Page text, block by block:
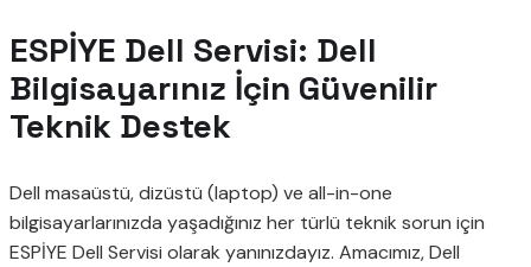
ESPİYE Dell Servisi: Dell
Bilgisayarınız İçin Güvenilir
Teknik Destek
Dell masaüstü, dizüstü (laptop) ve all-in-one
bilgisayarlarınızda yaşadığınız her türlü teknik sorun için
ESPİYE Dell Servisi olarak yanınızdayız. Amacımız, Dell